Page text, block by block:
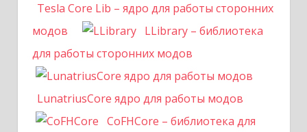
Tesla Core Lib – ядро для работы сторонних
модов
LLibrary – библиотека
для работы сторонних модов
LunatriusCore ядро для работы модов
CoFHCore – библиотека для